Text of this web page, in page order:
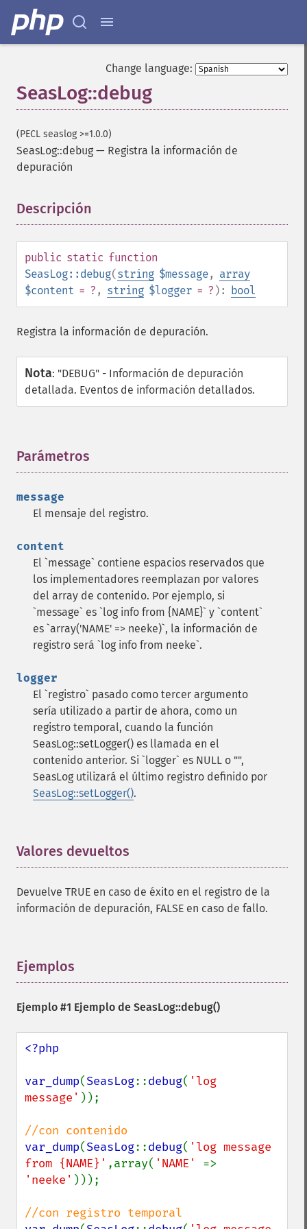
Change language:
SeasLog::debug
(PECL seaslog >=1.0.0)
SeasLog::debug — Registra la información de
depuración
Descripción
public static function
SeasLog::debug(string $message, array
$content = ? , string $logger = ? ): bool
Registra la información de depuración.
Nota: "DEBUG" - Información de depuración
detallada. Eventos de información detallados.
Parámetros
message
El mensaje del registro.
content
El `message` contiene espacios reservados que
los implementadores reemplazan por valores
del array de contenido. Por ejemplo, si
`message` es `log info from {NAME}` y `content`
es `array('NAME' => neeke)`, la información de
registro será `log info from neeke`.
logger
El `registro` pasado como tercer argumento
sería utilizado a partir de ahora, como un
registro temporal, cuando la función
SeasLog::setLogger() es llamada en el
contenido anterior. Si `logger` es NULL o "",
SeasLog utilizará el último registro definido por
SeasLog::setLogger().
Valores devueltos
Devuelve TRUE en caso de éxito en el registro de la
información de depuración, FALSE en caso de fallo.
Ejemplos
Ejemplo #1 Ejemplo de SeasLog::debug()
<?php
var_dump(SeasLog::debug( 'log
message' ));
var_dump(SeasLog::debug( 'log message
from {NAME}' ,array( 'NAME'
'neeke' )));